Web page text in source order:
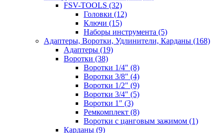
FSV-TOOLS (32)
Головки (12)
Ключи (15)
Наборы инструмента (5)
Адаптеры, Воротки, Удлинители, Карданы (168)
Адаптеры (19)
Воротки (38)
Воротки 1/4" (8)
Воротки 3/8" (4)
Воротки 1/2" (9)
Воротки 3/4" (5)
Воротки 1" (3)
Ремкомплект (8)
Воротки с цанговым зажимом (1)
Карданы (9)